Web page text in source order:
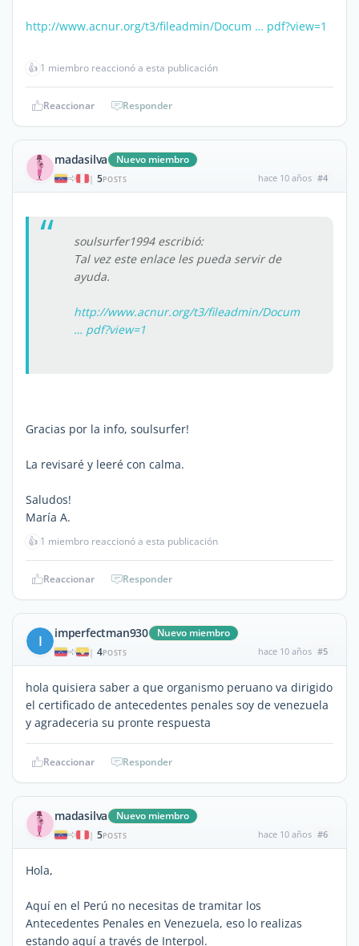
http://www.acnur.org/t3/fileadmin/Docum … pdf?view=1
👍 1 miembro reaccionó a esta publicación
Reaccionar Responder
madasilva Nuevo miembro
| 5POSTS hace 10 años #4
soulsurfer1994 escribió:
Tal vez este enlace les pueda servir de
ayuda.
http://www.acnur.org/t3/fileadmin/Docum
… pdf?view=1
Gracias por la info, soulsurfer!
La revisaré y leeré con calma.
Saludos!
María A.
👍 1 miembro reaccionó a esta publicación
Reaccionar Responder
I imperfectman930 Nuevo miembro
| 4POSTS hace 10 años #5
hola quisiera saber a que organismo peruano va dirigido
el certificado de antecedentes penales soy de venezuela
y agradeceria su pronte respuesta
Reaccionar Responder
madasilva Nuevo miembro
| 5POSTS hace 10 años #6
Hola,
Aquí en el Perú no necesitas de tramitar los
Antecedentes Penales en Venezuela, eso lo realizas
estando aquí a través de Interpol.